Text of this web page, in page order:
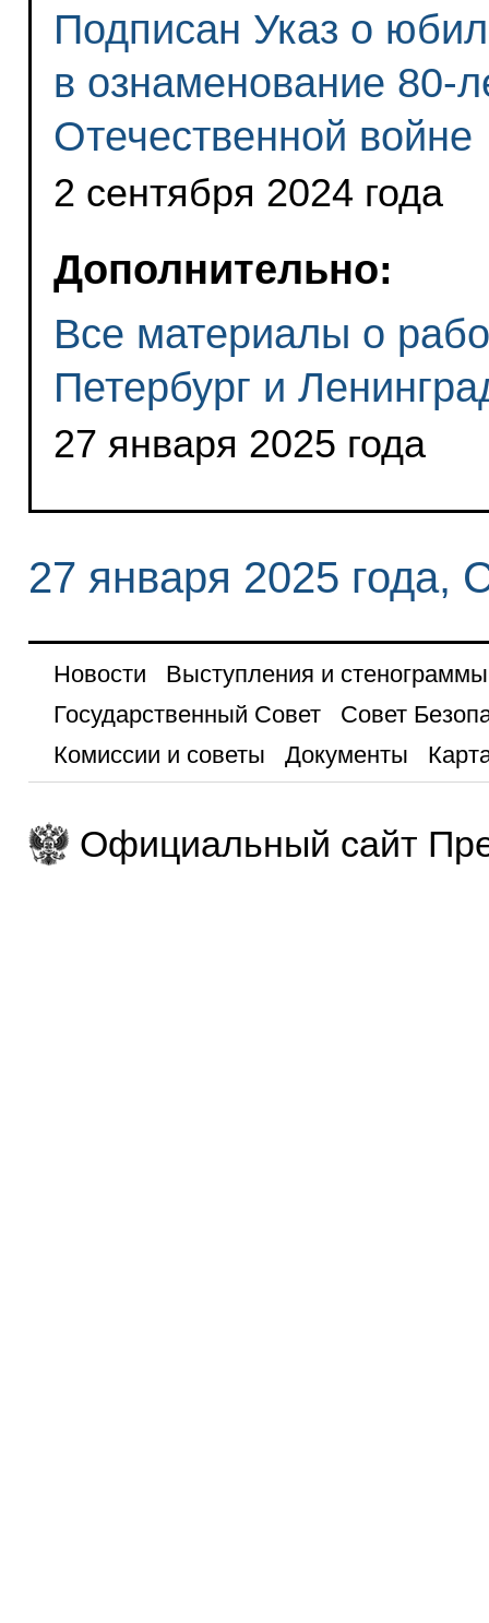
Подписан Указ о
в ознаменование 80-
Отечественной войне
2 сентября 2024 года
Дополнительно:
Все материалы о
Петербург и
27 января 2025 года
27 января 2025 года,
Новости
Выступления и стенограммы
Государственный Совет
Совет
Комиссии и советы
Документы
Официальный сайт